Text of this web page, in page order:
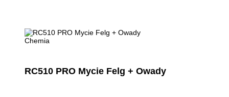
Chemia
RC510 PRO Mycie Felg + Owady